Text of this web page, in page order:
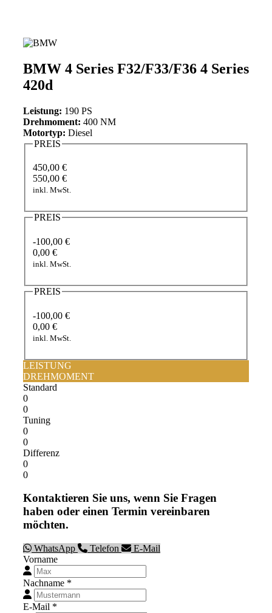
BMW 4 Series F32/F33/F36 4 Series
420d
Leistung: 190 PS
Drehmoment: 400 NM
Motortyp: Diesel
PREIS
450,00 €
550,00 €
inkl. MwSt.
PREIS
-100,00 €
0,00 €
inkl. MwSt.
PREIS
-100,00 €
0,00 €
inkl. MwSt.
LEISTUNG
DREHMOMENT
Standard
0
0
Tuning
0
0
Differenz
0
0
Kontaktieren Sie uns, wenn Sie Fragen
haben oder einen Termin vereinbaren
möchten.
WhatsApp Telefon
E-Mail
Vorname
Nachname *
E-Mail *